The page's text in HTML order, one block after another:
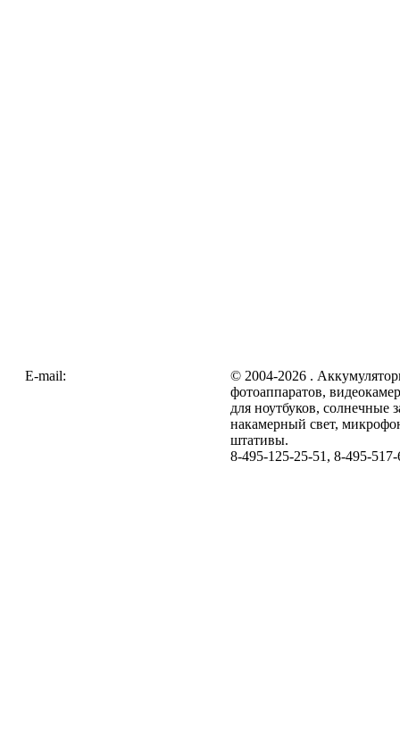
E-mail:
© 2004-2026 .
фотоаппаратов,
для ноутбуков, солнечные
накамерный свет,
штативы.
8-495-125-25-51, 8-495-